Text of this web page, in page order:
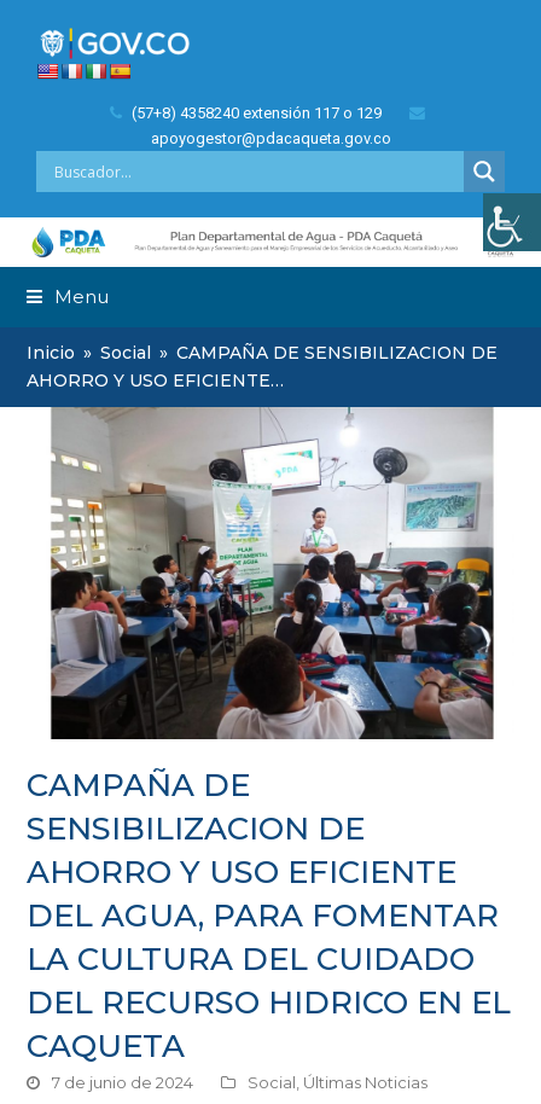
(57+8) 4358240 extensión 117 o 129
apoyogestor@pdacaqueta.gov.co
Menu
Inicio » Social » CAMPAÑA DE SENSIBILIZACION DE
AHORRO Y USO EFICIENTE…
CAMPAÑA DE
SENSIBILIZACION DE
AHORRO Y USO EFICIENTE
DEL AGUA, PARA FOMENTAR
LA CULTURA DEL CUIDADO
DEL RECURSO HIDRICO EN EL
CAQUETA
7 de junio de 2024 Social, Últimas Noticias